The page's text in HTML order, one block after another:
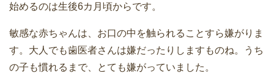
始めるのは生後6カ月頃からです。
敏感な赤ちゃんは、お口の中を触られることすら嫌がりま
す。大人でも歯医者さんは嫌だったりしますものね。うち
の子も慣れるまで、とても嫌がっていました。